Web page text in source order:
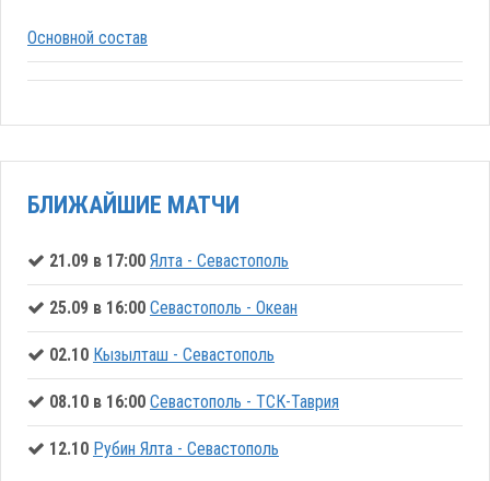
Основной состав
БЛИЖАЙШИЕ МАТЧИ
21.09 в 17:00 Ялта - Севастополь
25.09 в 16:00 Севастополь - Океан
02.10 Кызылташ - Севастополь
08.10 в 16:00 Севастополь - ТСК-Таврия
12.10 Рубин Ялта - Севастополь